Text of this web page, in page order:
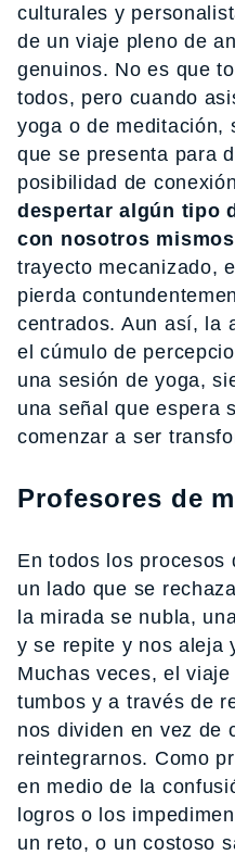
culturales y
de un viaje pleno de
genuinos. No es que
todos, pero cuando
yoga o de meditación,
que se presenta para
posibilidad de
despertar algún tipo
con nosotros
trayecto mecanizado,
pierda
centrados. Aun así, la
el cúmulo de
una sesión de yoga,
una señal que espera
comenzar a ser
Profesores de
En todos los procesos
un lado que se
la mirada se nubla,
y se repite y nos aleja
Muchas veces, el
tumbos y a través de
nos dividen en vez de
reintegrarnos. Como
en medio de la
logros o los
un reto, o un costoso